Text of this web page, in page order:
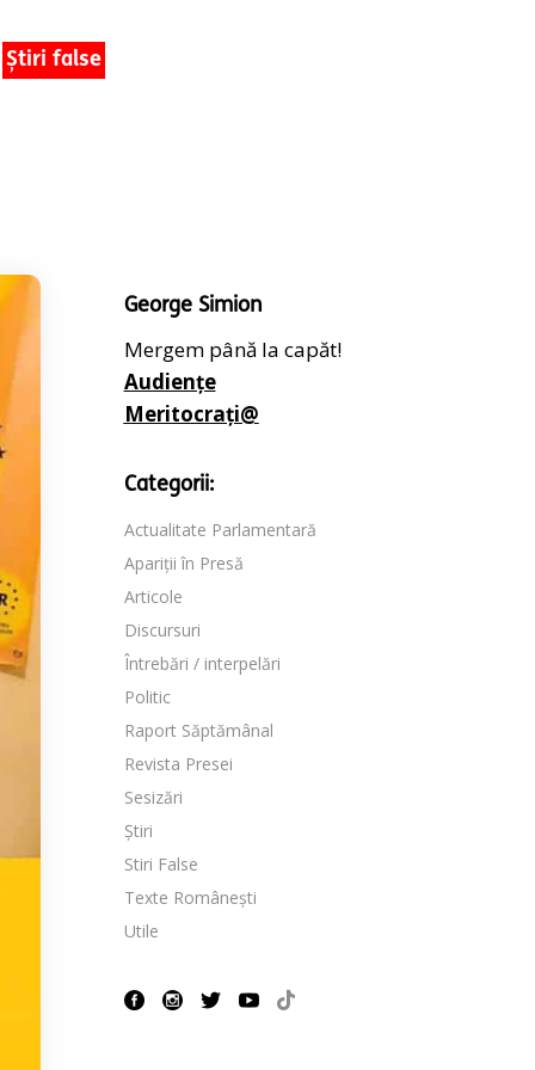
Știri false
George Simion
Mergem până la capăt!
Audiențe
Meritocrați@
Categorii:
Actualitate Parlamentară
Apariții în Presă
Articole
Discursuri
Întrebări / interpelări
Politic
Raport Săptămânal
Revista Presei
Sesizări
Știri
Stiri False
Texte Românești
Utile